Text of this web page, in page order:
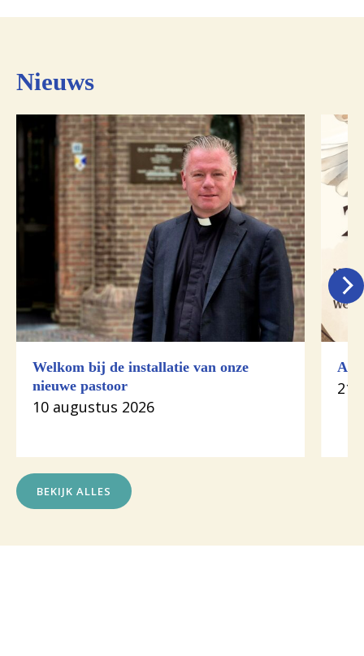
Nieuws
Welkom bij de installatie van onze
nieuwe pastoor
10 augustus 2026
21
BEKIJK ALLES